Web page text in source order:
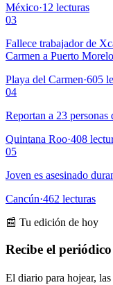
México·12 lecturas
03
Fallece trabajador de
Carmen a Puerto
Playa del Carmen·605
04
Reportan a 23 personas
Quintana Roo·408
05
Joven es asesinado
Cancún·462 lecturas
📰 Tu edición de hoy
Recibe el
El diario para hojear,